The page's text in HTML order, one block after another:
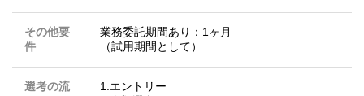
その他要
件
業務委託期間あり：1ヶ月
（試用期間として）
選考の流
1.エントリー